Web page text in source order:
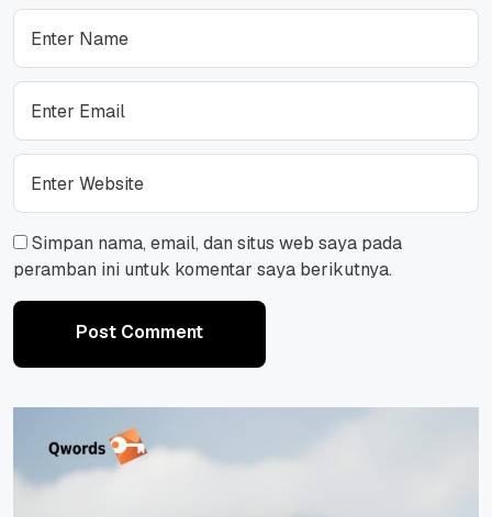
Simpan nama, email, dan situs web saya pada
peramban ini untuk komentar saya berikutnya.
Post Comment